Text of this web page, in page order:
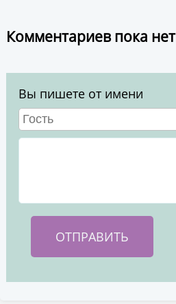
Комментариев пока нет
Вы пишете от имени